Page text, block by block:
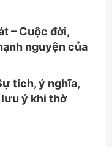
– Cuộc đời,
nguyện của
tích, ý nghĩa,
ý khi thờ